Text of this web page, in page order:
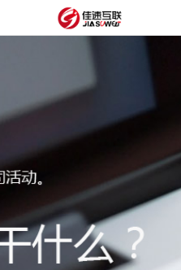
设
网
建
制
板
抖
获
里
经